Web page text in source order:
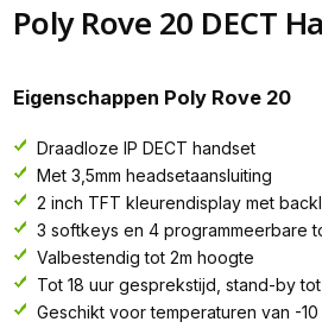
Poly Rove 20 DECT
Eigenschappen Poly Rove 20
Draadloze IP DECT handset
Met 3,5mm headsetaansluiting
2 inch TFT kleurendisplay met
3 softkeys en 4 programmeerbare
Valbestendig tot 2m hoogte
Tot 18 uur gesprekstijd, stand-by
Geschikt voor temperaturen van -10